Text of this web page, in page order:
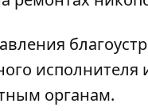
органам.